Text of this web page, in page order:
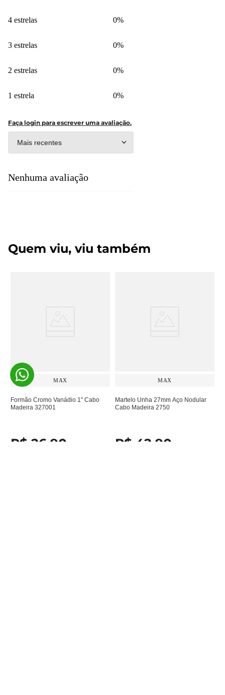
4 estrelas 0%
3 estrelas 0%
2 estrelas 0%
1 estrela 0%
Faça login para escrever uma avaliação.
Mais recentes
Nenhuma avaliação
Quem viu, viu também
MAX
Formão Cromo Vanádio 1" Cabo
Madeira 327001
R$ 26 90
MAX
Martelo Unha 27mm Aço Nodular
Cabo Madeira 2750
R$ 42 90